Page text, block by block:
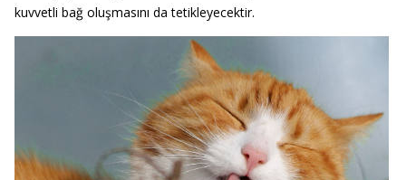
kuvvetli bağ oluşmasını da tetikleyecektir.